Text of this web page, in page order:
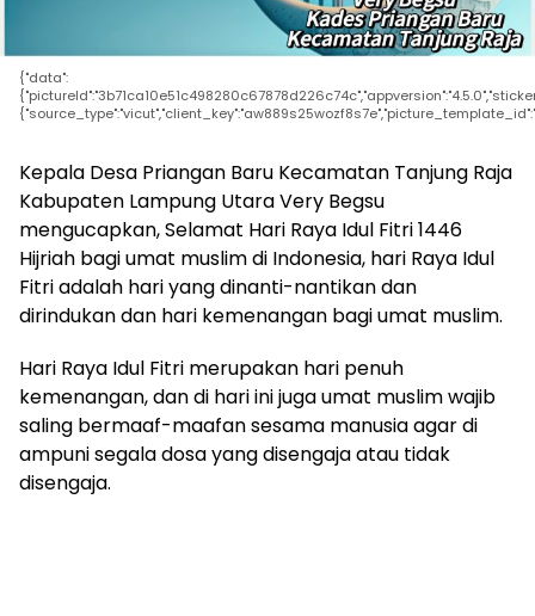
{"data":
Kepala Desa Priangan Baru Kecamatan Tanjung Raja
Kabupaten Lampung Utara Very Begsu
mengucapkan, Selamat Hari Raya Idul Fitri 1446
Hijriah bagi umat muslim di Indonesia, hari Raya Idul
Fitri adalah hari yang dinanti-nantikan dan
dirindukan dan hari kemenangan bagi umat muslim.
Hari Raya Idul Fitri merupakan hari penuh
kemenangan, dan di hari ini juga umat muslim wajib
saling bermaaf-maafan sesama manusia agar di
ampuni segala dosa yang disengaja atau tidak
disengaja.